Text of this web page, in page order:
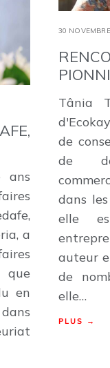
30
Tânia
de
de
dans
elle
auteur
de
elle…
PLUS →
ans
a
que
en